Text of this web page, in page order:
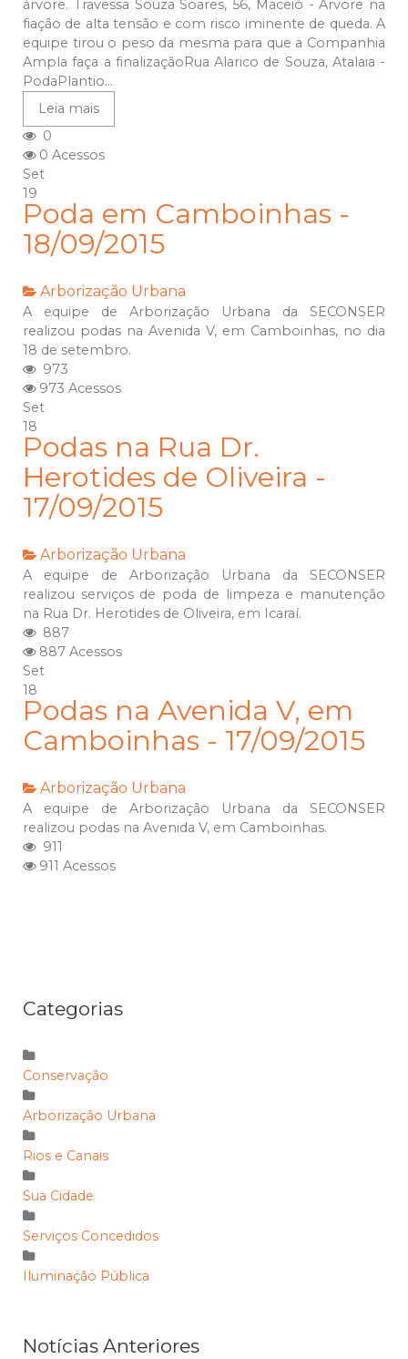
árvore. Travessa Souza Soares, 56, Maceió - Árvore na
fiação de alta tensão e com risco iminente de queda. A
equipe tirou o peso da mesma para que a Companhia
Ampla faça a finalizaçãoRua Alarico de Souza, Atalaia -
PodaPlantio...
Leia mais
0
0 Acessos
Set
19
Poda em Camboinhas -
18/09/2015
Arborização Urbana
A equipe de Arborização Urbana da SECONSER
realizou podas na Avenida V, em Camboinhas, no dia
18 de setembro.
973
973 Acessos
Set
18
Podas na Rua Dr.
Herotides de Oliveira -
17/09/2015
Arborização Urbana
A equipe de Arborização Urbana da SECONSER
realizou serviços de poda de limpeza e manutenção
na Rua Dr. Herotides de Oliveira, em Icaraí.
887
887 Acessos
Set
18
Podas na Avenida V, em
Camboinhas - 17/09/2015
Arborização Urbana
A equipe de Arborização Urbana da SECONSER
realizou podas na Avenida V, em Camboinhas.
911
911 Acessos
Categorias
Conservação
Arborização Urbana
Rios e Canais
Sua Cidade
Serviços Concedidos
Iluminação Pública
Notícias Anteriores